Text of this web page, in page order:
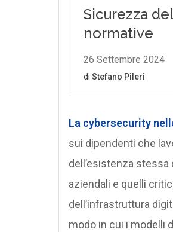
La cybersecurity
sui dipendenti che
dell’esistenza
aziendali e quelli
dell’infrastruttura
modo in cui i modelli